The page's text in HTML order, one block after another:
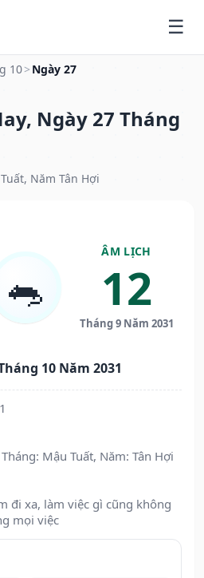
10> Ngày 27
Ngày 27 Tháng
Năm Tân Hợi
🐀
ÂM LỊCH
12
Tháng 9 Năm 2031
10 Năm 2031
Mậu Tuất, Năm: Tân Hợi
đi xa, làm việc gì cũng không
mọi việc